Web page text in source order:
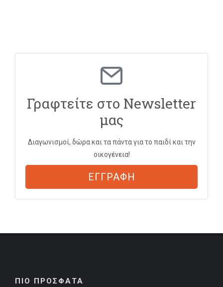
Γραφτείτε στο Newsletter
μας
Διαγωνισμοί, δώρα και τα πάντα για το παιδί και την
οικογένεια!
ΕΓΓΡΑΦΗ
ΠΙΟ ΠΡΟΣΦΑΤΑ